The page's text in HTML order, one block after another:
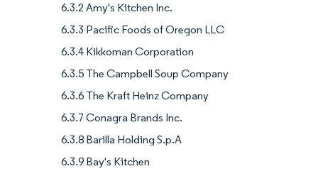
6.3.2 Amy's Kitchen Inc.
6.3.3 Pacific Foods of Oregon LLC
6.3.4 Kikkoman Corporation
6.3.5 The Campbell Soup Company
6.3.6 The Kraft Heinz Company
6.3.7 Conagra Brands Inc.
6.3.8 Barilla Holding S.p.A
6.3.9 Bay's Kitchen